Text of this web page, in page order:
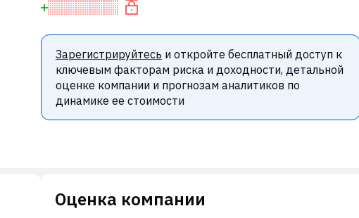
Зарегистрируйтесь и откройте бесплатный доступ к
ключевым факторам риска и доходности, детальной
оценке компании и прогнозам аналитиков по
динамике ее стоимости
Оценка компании